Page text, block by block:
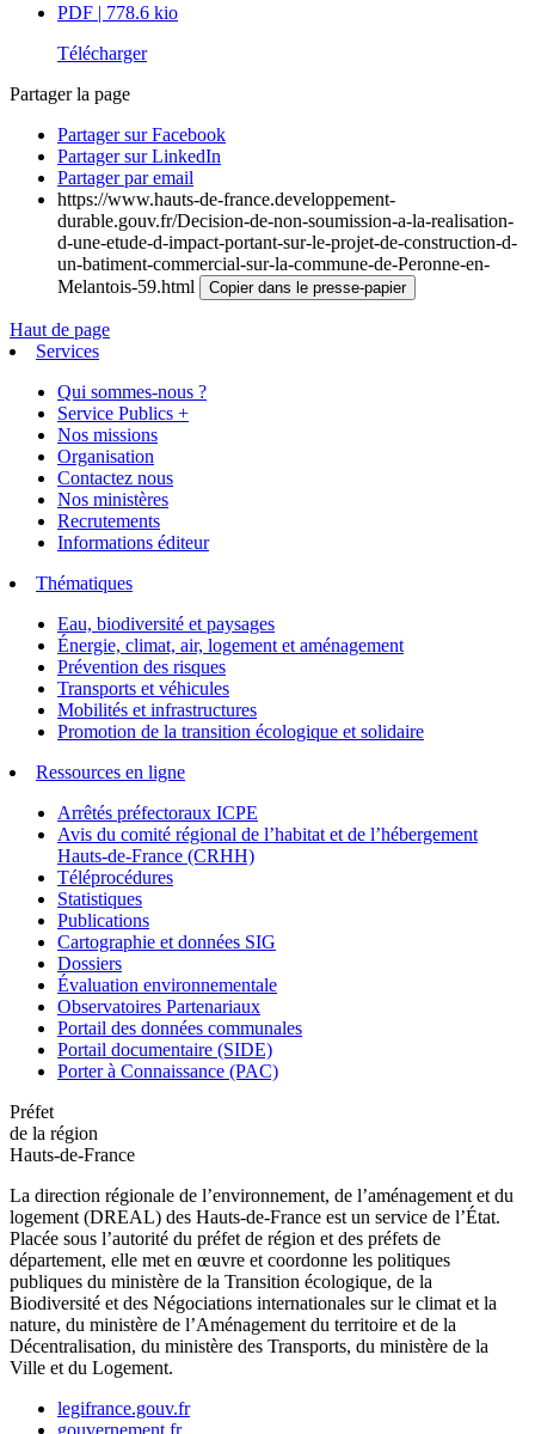
PDF | 778.6 kio
Télécharger
Partager la page
Partager sur Facebook
Partager sur LinkedIn
Partager par email
https://www.hauts-de-france.developpement-
durable.gouv.fr/Decision-de-non-soumission-a-la-realisation-
d-une-etude-d-impact-portant-sur-le-projet-de-construction-d-
un-batiment-commercial-sur-la-commune-de-Peronne-en-
Melantois-59.html
Copier dans le presse-papier
Haut de page
Services
Qui sommes-nous ?
Service Publics +
Nos missions
Organisation
Contactez nous
Nos ministères
Recrutements
Informations éditeur
Thématiques
Eau, biodiversité et paysages
Énergie, climat, air, logement et aménagement
Prévention des risques
Transports et véhicules
Mobilités et infrastructures
Promotion de la transition écologique et solidaire
Ressources en ligne
Arrêtés préfectoraux ICPE
Avis du comité régional de l’habitat et de l’hébergement
Hauts-de-France (CRHH)
Téléprocédures
Statistiques
Publications
Cartographie et données SIG
Dossiers
Évaluation environnementale
Observatoires Partenariaux
Portail des données communales
Portail documentaire (SIDE)
Porter à Connaissance (PAC)
Préfet
de la région
Hauts-de-France
La direction régionale de l’environnement, de l’aménagement et du
logement (DREAL) des Hauts-de-France est un service de l’État.
Placée sous l’autorité du préfet de région et des préfets de
département, elle met en œuvre et coordonne les politiques
publiques du ministère de la Transition écologique, de la
Biodiversité et des Négociations internationales sur le climat et la
nature, du ministère de l’Aménagement du territoire et de la
Décentralisation, du ministère des Transports, du ministère de la
Ville et du Logement.
legifrance.gouv.fr
gouvernement.fr